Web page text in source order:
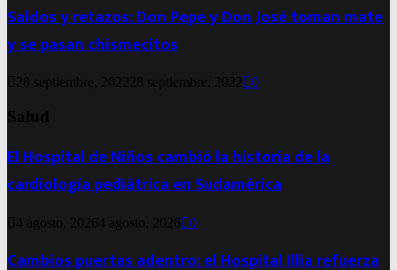
Saldos y retazos: Don Pepe y Don José toman mate
y se pasan chismecitos
28 septiembre, 202228 septiembre, 2022 0
Salud
El Hospital de Niños cambió la historia de la
cardiología pediátrica en Sudamérica
4 agosto, 20264 agosto, 2026 0
Cambios puertas adentro: el Hospital Illia refuerza